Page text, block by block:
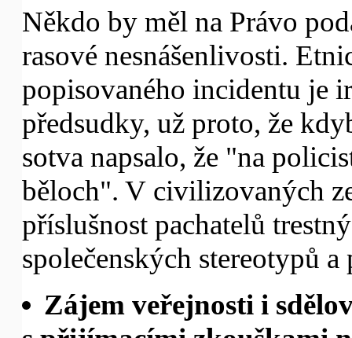
Někdo by měl na Právo
rasové nesnášenlivosti.
popisovaného incidentu je
předsudky, už proto, že
sotva napsalo, že "na
běloch". V civilizovaných
příslušnost pachatelů
společenských stereotypů
Zájem veřejnosti i